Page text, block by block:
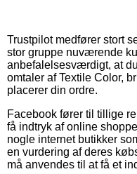
Trustpilot medfører stort
stor gruppe nuværende
anbefalelsesværdigt, at
omtaler af Textile Color,
placerer din ordre.
Facebook fører til tillige
få indtryk af online
nogle internet butikker
en vurdering af deres
må anvendes til at få et